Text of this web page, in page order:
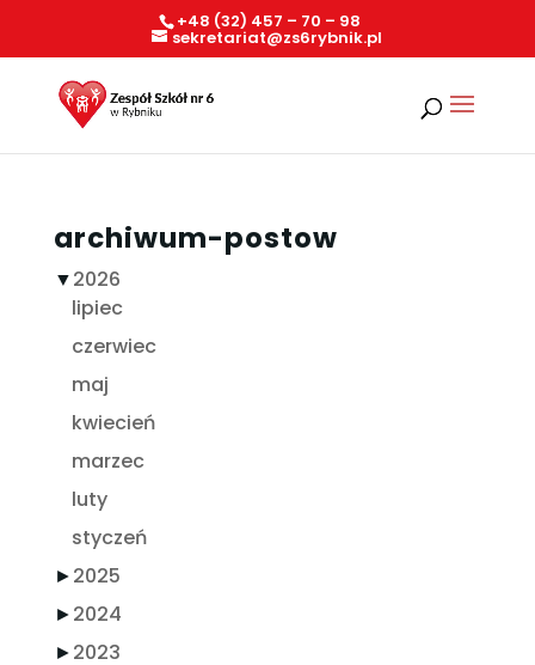
+48 (32) 457 – 70 – 98
sekretariat@zs6rybnik.pl
archiwum-postow
▼2026
lipiec
czerwiec
maj
kwiecień
marzec
luty
styczeń
►2025
►2024
►2023